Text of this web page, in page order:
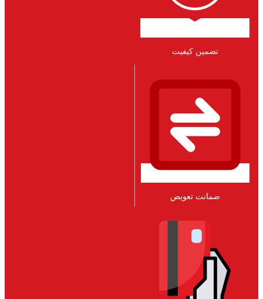
تضمین کیفیت
ضمانت تعویض